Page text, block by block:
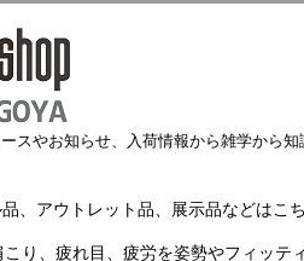
スやお知らせ、入荷情報から雑学から知
、アウトレット品、展示品などはこ
り、疲れ目、疲労を姿勢やフィッテ